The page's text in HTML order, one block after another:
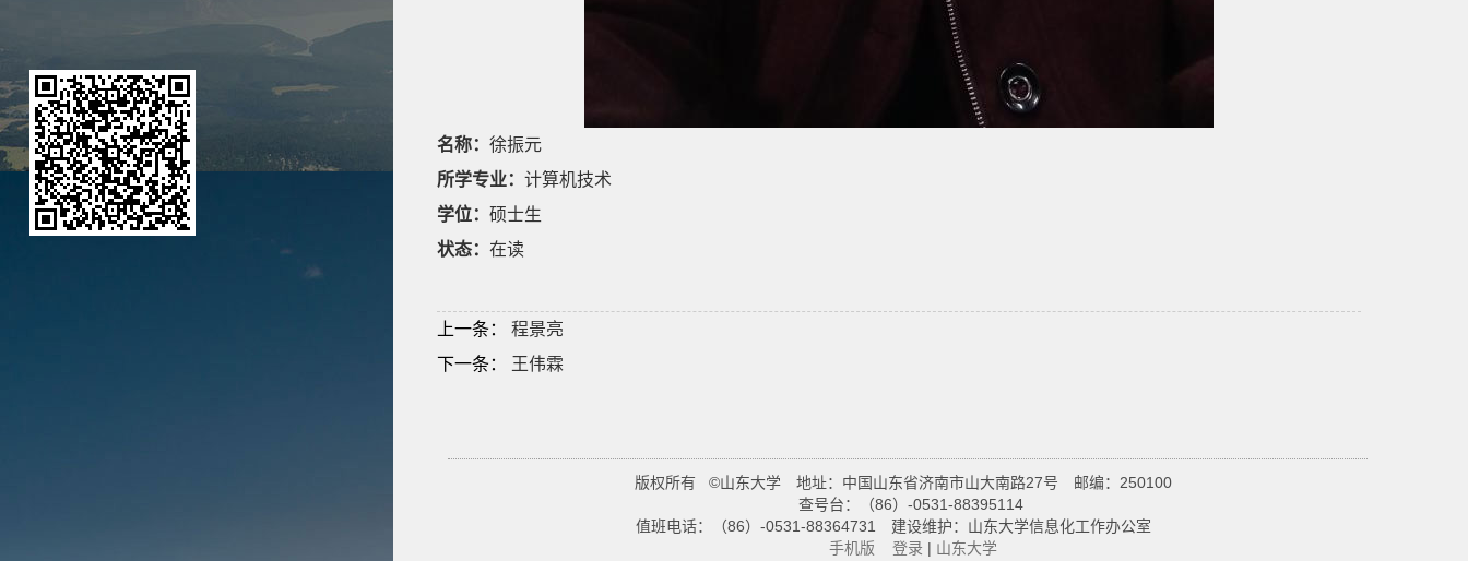
名称： 徐振元
所学专业： 计算机技术
学位： 硕士生
状态： 在读
上一条：
程景亮
下一条：
王伟霖
版权所有 ©山东大学 地址：中国山东省济南市山大南路27号 邮编：250100
查号台：（86）-0531-88395114
值班电话：（86）-0531-88364731 建设维护：山东大学信息化工作办公室
手机版
登录 | 山东大学